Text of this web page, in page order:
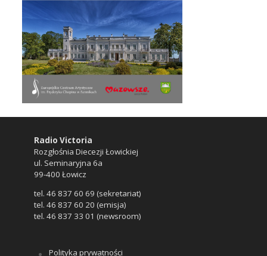
Radio Victoria
Rozgłośnia Diecezji Łowickiej
ul. Seminaryjna 6a
99-400 Łowicz
tel. 46 837 60 69 (sekretariat)
tel. 46 837 60 20 (emisja)
tel. 46 837 33 01 (newsroom)
Polityka prywatności